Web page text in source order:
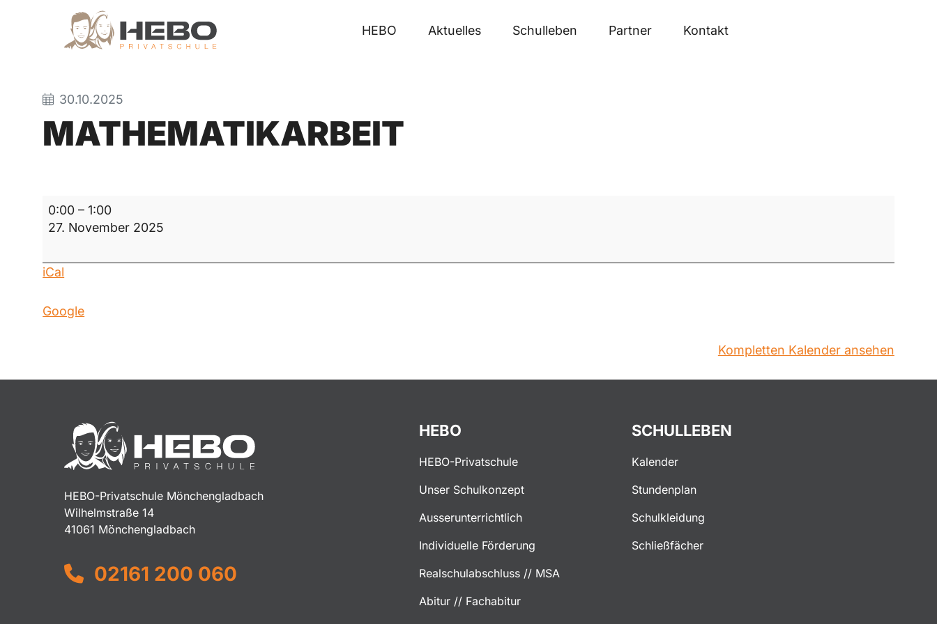
HEBO Aktuelles Schulleben Partner Kontakt
30.10.2025
MATHEMATIKARBEIT
Mathematikarbeit
0:00 –1:00
27. November 2025
iCal
Google
Kompletten Kalender ansehen
HEBO-Privatschule Mönchengladbach
Wilhelmstraße 14
41061 Mönchengladbach
02161 200 060
HEBO
HEBO-Privatschule
Unser Schulkonzept
Ausserunterrichtlich
Individuelle Förderung
Realschulabschluss // MSA
Abitur // Fachabitur
SCHULLEBEN
Kalender
Stundenplan
Schulkleidung
Schließfächer